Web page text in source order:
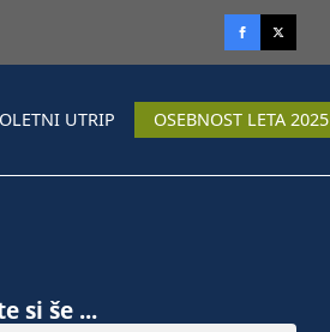
UTRIP OSEBNOST LETA 2025
si še ...